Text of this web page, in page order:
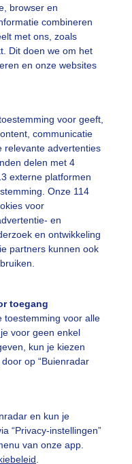
browser en
combineren
met ons, zoals
Dit doen we om het
en onze websites
voor geeft,
communicatie
relevante advertenties
delen met 4
externe platformen
Onze 114
voor
en
en ontwikkeling
partners kunnen ook
toegang
toestemming voor alle
voor geen enkel
kun je kiezen
op “Buienradar
en kun je
“Privacy-instellingen”
van onze app.
33 graden.
24-05-2026, 50x
Een moment
De Bilt